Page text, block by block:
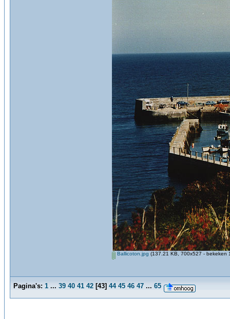
Ballicoton.jpg (137.21 KB, 700x527 - bekeken
Pagina's: 1 ... 39 40 41 42 [43] 44 45 46 47 ... 65